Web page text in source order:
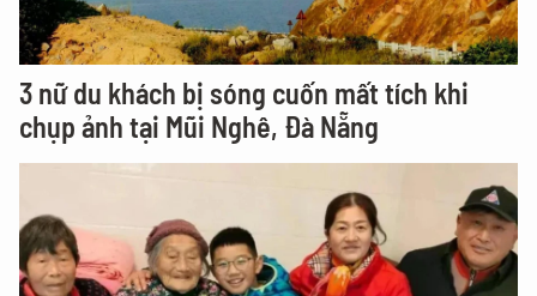
3 nữ du khách bị sóng cuốn mất tích khi
chụp ảnh tại Mũi Nghê, Đà Nẵng